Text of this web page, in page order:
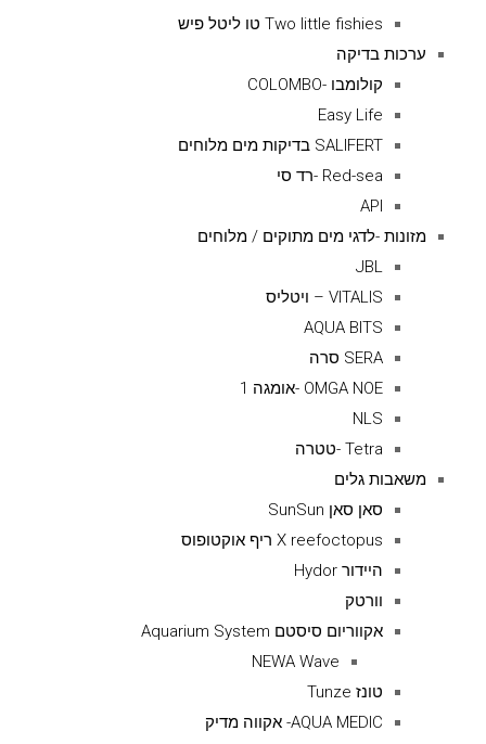
Two little fishies טו ליטל פיש
ערכות בדיקה
קולומבו -COLOMBO
Easy Life
SALIFERT בדיקות מים מלוחים
Red-sea -רד סי
API
מזונות -לדגי מים מתוקים / מלוחים
JBL
VITALIS – ויטליס
AQUA BITS
SERA סרה
OMGA NOE -אומגה 1
NLS
Tetra -טטרה
משאבות גלים
סאן סאן SunSun
X reefoctopus ריף אוקטופוס
היידור Hydor
וורטק
אקווריום סיסטם Aquarium System
NEWA Wave
טונז Tunze
AQUA MEDIC- אקווה מדיק